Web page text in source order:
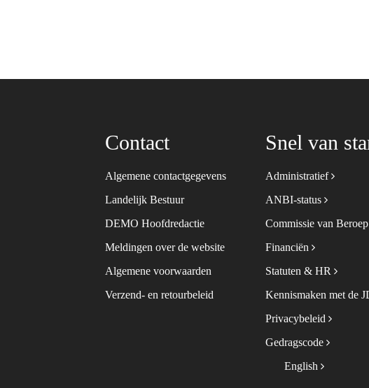
Contact
Algemene contactgegevens
Landelijk Bestuur
DEMO Hoofdredactie
Meldingen over de website
Algemene voorwaarden
Verzend- en retourbeleid
Snel van
Administratief
ANBI-status
Commissie van
Financiën
Statuten & HR
Kennismaken met de
Privacybeleid
Gedragscode
English